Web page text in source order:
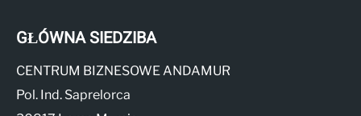
GŁÓWNA SIEDZIBA
CENTRUM BIZNESOWE ANDAMUR
Pol. Ind. Saprelorca